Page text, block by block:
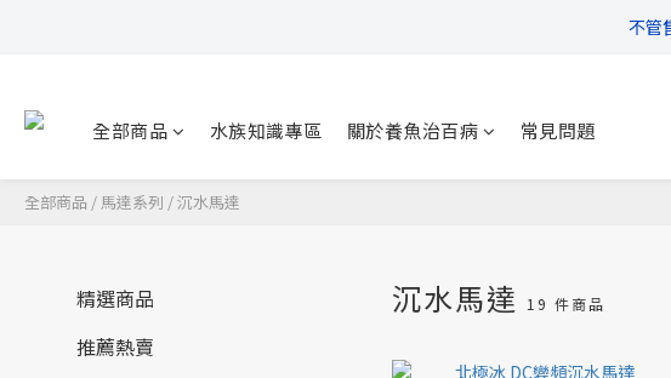
不管
全部商品 水族知識專區 關於養魚治百病 常見問題
全部商品 / 馬達系列 /沉水馬達
精選商品
推薦熱賣
沉水馬達 19 件商品